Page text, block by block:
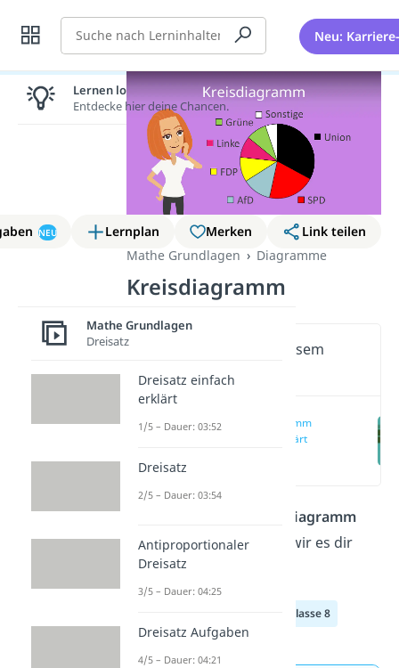
Suche Neu:
NEU Lernplan Merken
Link teilen
Mathe Grundlagen
Diagramme
Kreisdiagramm
Wichtige Inhalte in diesem
Video
Kreisdiagramm
einfach erklärt
Kreisdiagramm
zeichnen? Hier erklären wir es dir
Schritt für Schritt!
Klasse 8
Lernen lohnt sich!
Entdecke hier deine Chancen.
Mathe Grundlagen
Dreisatz
Dreisatz einfach
erklärt
1/5 – Dauer: 03:52
Dreisatz
2/5 – Dauer: 03:54
Antiproportionaler
Dreisatz
3/5 – Dauer: 04:25
Dreisatz Aufgaben
4/5 – Dauer: 04:21